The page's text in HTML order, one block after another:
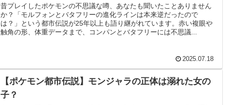
昔プレイしたポケモンの不思議な噂、あなたも聞いたことありません
か？「モルフォンとバタフリーの進化ラインは本来逆だったので
は？」という都市伝説が25年以上も語り継がれています。赤い複眼や
触角の形、体重データまで、コンパンとバタフリーには不思議...
2025.07.18
【ポケモン都市伝説】モンジャラの正体は溺れた女の
子？